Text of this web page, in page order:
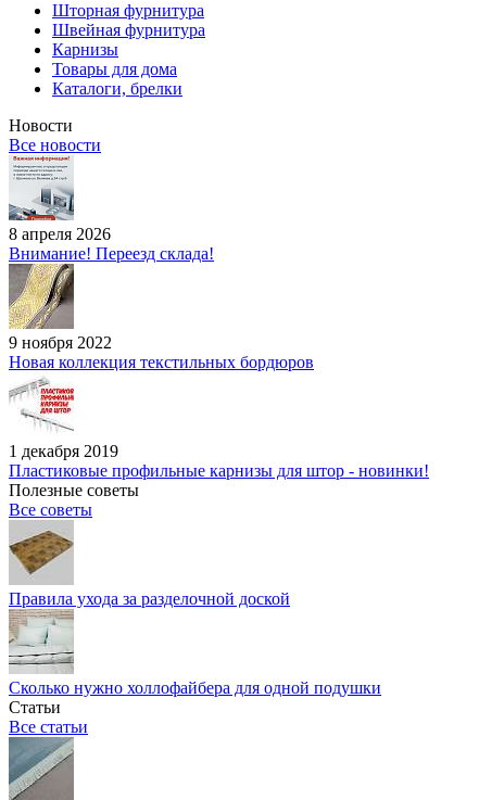
Шторная фурнитура
Швейная фурнитура
Карнизы
Товары для дома
Каталоги, брелки
Новости
Все новости
8 апреля 2026
Внимание! Переезд склада!
9 ноября 2022
Новая коллекция текстильных бордюров
1 декабря 2019
Пластиковые профильные карнизы для штор - новинки!
Полезные советы
Все советы
Правила ухода за разделочной доской
Сколько нужно холлофайбера для одной подушки
Статьи
Все статьи